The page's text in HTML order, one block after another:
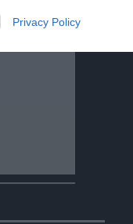
Privacy Policy